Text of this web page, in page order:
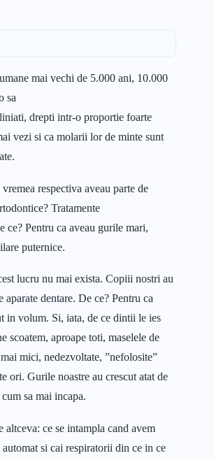
mai vechi de 5.000 ani, 10.000
sa
drepti intr-o proportie foarte
vezi si ca molarii lor de minte sunt
respectiva aveau parte de
Tratamente
ce? Pentru ca aveau gurile mari,
puternice.
lucru nu mai exista. Copiii nostri au
aparate dentare. De ce? Pentru ca
in volum. Si, iata, de ce dintii le ies
scoatem, aproape toti, maselele de
mici, nedezvoltate, ”nefolosite”
ori. Gurile noastre au crescut atat de
sa mai incapa.
altceva: ce se intampla cand avem
si cai respiratorii din ce in ce